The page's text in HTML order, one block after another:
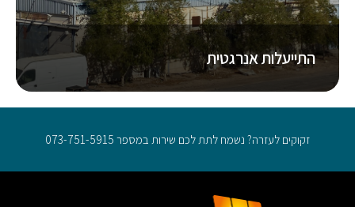
התייעלות אנרגטית
זקוקים לעזרה? נשמח לתת לכם שירות במספר 073-751-5915